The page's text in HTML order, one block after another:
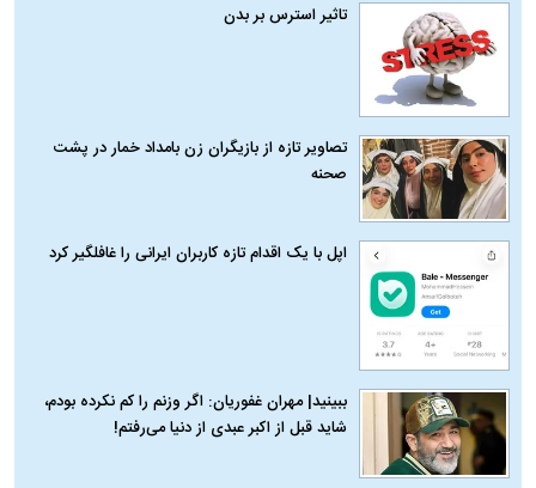
تاثیر استرس بر بدن
تصاویر تازه از بازیگران زن بامداد خمار در پشت
صحنه
اپل با یک اقدام تازه کاربران ایرانی را غافلگیر کرد
ببینید| مهران غفوریان: اگر وزنم را کم نکرده بودم،
شاید قبل از اکبر عبدی از دنیا می‌رفتم!